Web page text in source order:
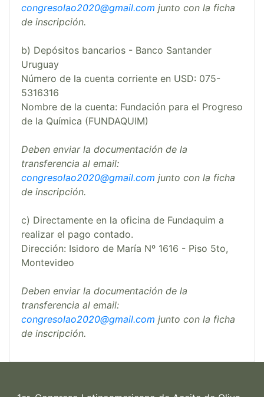
congresolao2020@gmail.com junto con la ficha
de inscripción.
b) Depósitos bancarios - Banco Santander
Uruguay
Número de la cuenta corriente en USD: 075-
5316316
Nombre de la cuenta: Fundación para el Progreso
de la Química (FUNDAQUIM)
Deben enviar la documentación de la
transferencia al email:
congresolao2020@gmail.com junto con la ficha
de inscripción.
c) Directamente en la oficina de Fundaquim a
realizar el pago contado.
Dirección: Isidoro de María Nº 1616 - Piso 5to,
Montevideo
Deben enviar la documentación de la
transferencia al email:
congresolao2020@gmail.com junto con la ficha
de inscripción.